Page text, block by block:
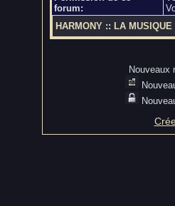
forum:
HARMONY:: LA
Nouveaux